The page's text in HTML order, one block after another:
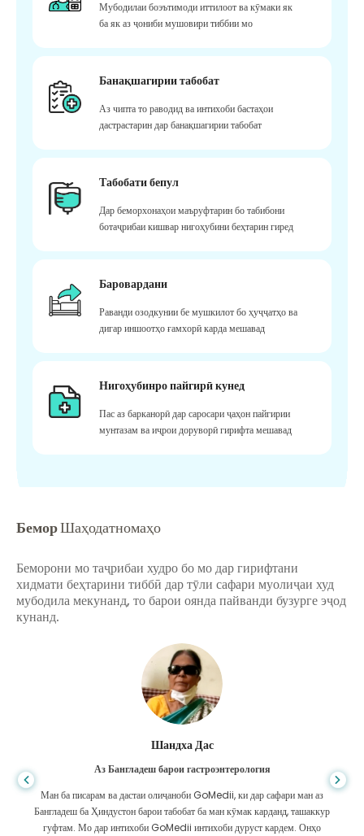
Мубодилаи боэътимоди иттилоот ва кӯмаки як
ба як аз ҷониби мушовири тиббии мо
Банақшагирии табобат
Аз чипта то раводид ва интихоби бастаҳои
дастрастарин дар банақшагирии табобат
Табобати бепул
Дар беморхонаҳои маъруфтарин бо табибони
ботаҷрибаи кишвар нигоҳубини беҳтарин гиред
Баровардани
Раванди озодкунии бе мушкилот бо ҳуҷҷатҳо ва
дигар иншоотҳо ғамхорӣ карда мешавад
Нигоҳубинро пайгирӣ кунед
Пас аз барканорӣ дар саросари ҷаҳон пайгирии
мунтазам ва иҷрои доруворӣ гирифта мешавад
БеморШаҳодатномаҳо
Беморони мо таҷрибаи худро бо мо дар гирифтани
хидмати беҳтарини тиббӣ дар тӯли сафари муолиҷаи худ
мубодила мекунанд, то барои оянда пайванди бузурге эҷод
кунанд.
Шандха Дас
Аз Бангладеш барои гастроэнтерология
Ман ба писарам ва дастаи олиҷаноби GoMedii, ки дар сафари ман аз
Бангладеш ба Ҳиндустон барои табобат ба ман кӯмак карданд, ташаккур
гуфтам. Мо дар интихоби GoMedii интихоби дуруст кардем. Онҳо